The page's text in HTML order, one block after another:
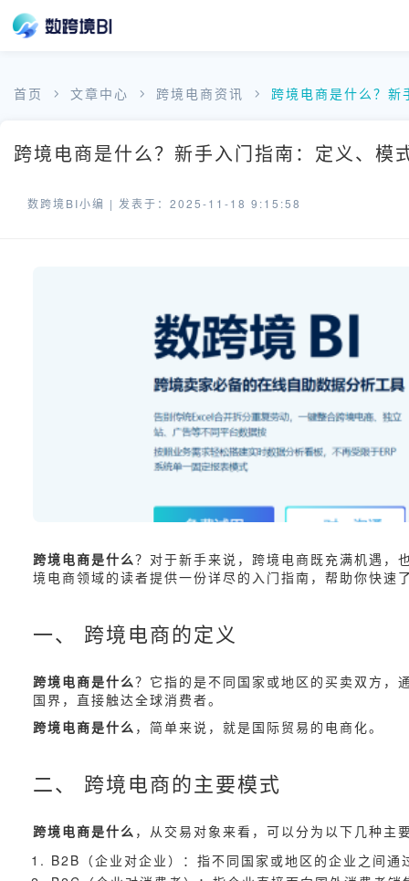
首页 文章中心 跨境电商资讯 跨境电商是什么？
跨境电商是什么？新手入门指南：定义、模
数跨境BI小编 | 发表于：2025-11-18 9:15:58
跨境电商是什么？对于新手来说，跨境电商既充满机遇，
境电商领域的读者提供一份详尽的入门指南，帮助你快速
一、 跨境电商的定义
跨境电商是什么？它指的是不同国家或地区的买卖双方，
国界，直接触达全球消费者。
跨境电商是什么 ，简单来说，就是国际贸易的电商化。
二、 跨境电商的主要模式
跨境电商是什么 ，从交易对象来看，可以分为以下几种主
B2B（企业对企业）：指不同国家或地区的企业之间